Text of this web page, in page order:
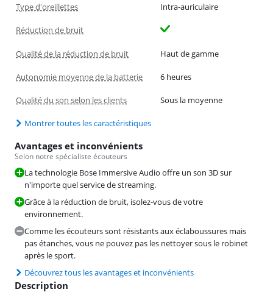
Type d'oreillettes Intra-auriculaire
Réduction de bruit
Qualité de la réduction de bruit Haut de gamme
Autonomie moyenne de la batterie 6 heures
Qualité du son selon les clients Sous la moyenne
Montrer toutes les caractéristiques
Avantages et inconvénients
Selon notre spécialiste écouteurs
La technologie Bose Immersive Audio offre un son 3D sur
n'importe quel service de streaming.
Grâce à la réduction de bruit, isolez-vous de votre
environnement.
Comme les écouteurs sont résistants aux éclaboussures mais
pas étanches, vous ne pouvez pas les nettoyer sous le robinet
après le sport.
Découvrez tous les avantages et inconvénients
Description